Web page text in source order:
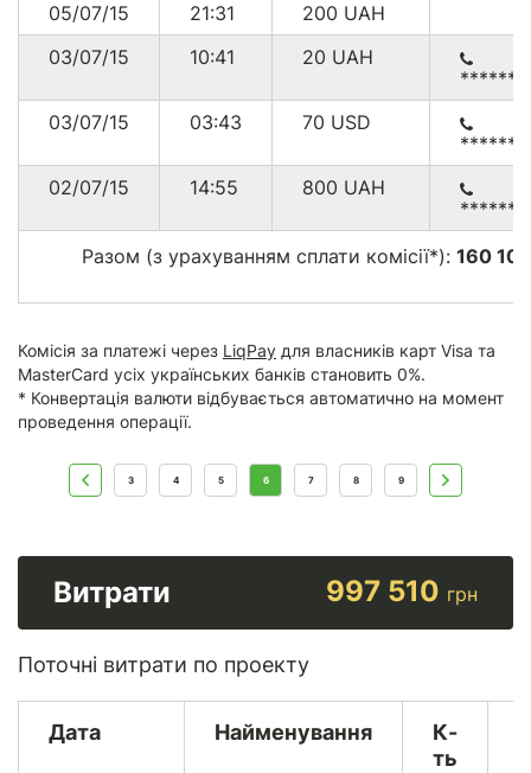
05/07/15
21:31 200 UAH
03/07/15
10:41 20 UAH
03/07/15
03:43 70 USD
02/07/15
14:55 800 UAH
Разом (з урахуванням сплати комісії*): 160
Комісія за платежі через LiqPay для власників карт Visa та
MasterCard усіх українських банків становить 0%.
* Конвертація валюти відбувається автоматично на момент
проведення операції.
3 4 5 6 7 8 9
Витрати 997 510 грн
Поточні витрати по проекту
Дата Найменування
К-
ть